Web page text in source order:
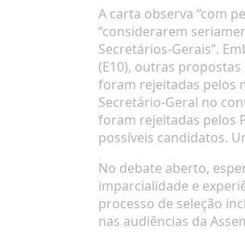
A carta observa “com
“considerarem
Secretários-Gerais”.
(E10), outras
foram rejeitadas pelos
Secretário-Geral no
foram rejeitadas pelos
possíveis candidatos.
No debate aberto,
imparcialidade e
processo de seleção
nas audiências da